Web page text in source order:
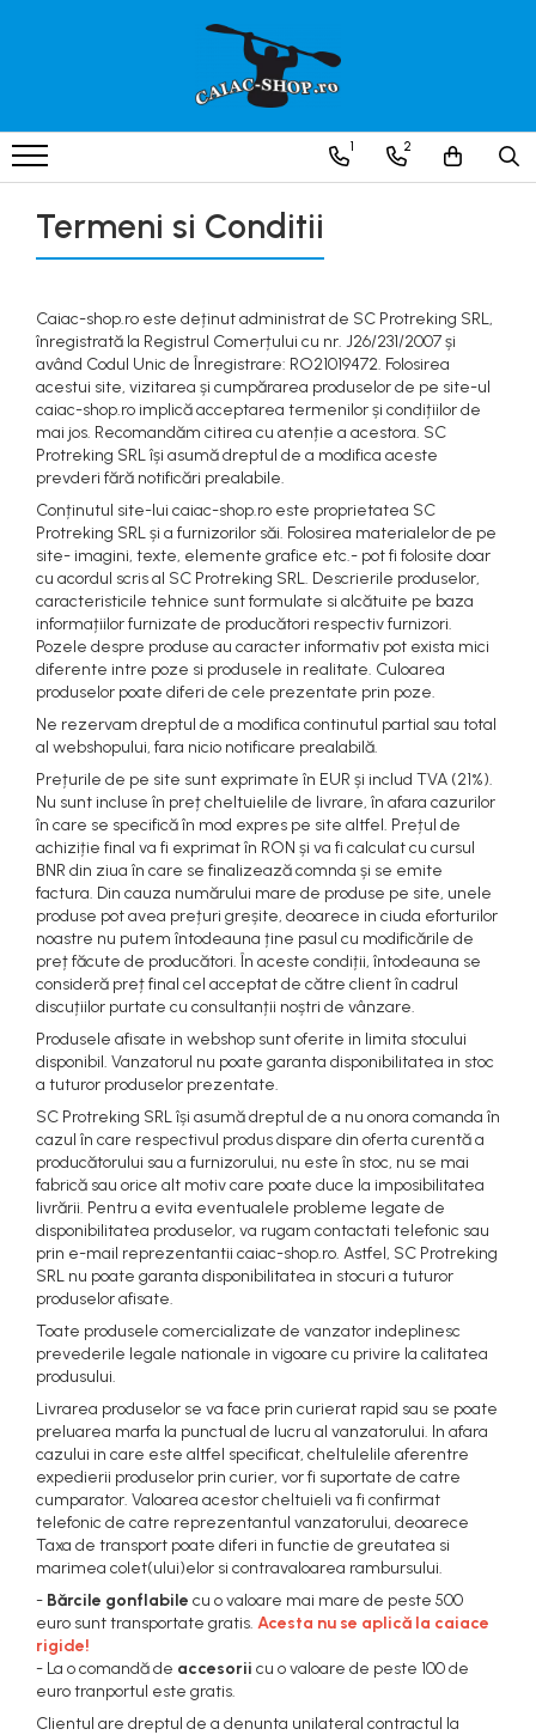
Caiace
Caiace tandem
Caiace de tură și de mare
Caiace de competiție-club
Canoe
Bărci gonflabile
Bărci pentru pescuit
Packraft
Bărci de rafting
Canoe
Caiace
Produse cu reducere
Plăci SUP
Veste de salvare
Padele și pagăi
Pagăi canoe și SUP
Padele de tură și de mare
Padele de ape repezi
Second hand
Costume neopren
Încălţăminte
Șosete, mănuși, căciuli neopren
Jachete impermeabile
Costume uscate
Haine thermo și protecție UV
Fuste de valuri
Căști de protecție
Siguranță, accesorii
Drybag - Saci impermeabili
Genți și portbagaje de biciclete
1 2
Termeni si Conditii
Caiac-shop.ro este deținut administrat de SC Protreking SRL,
înregistrată la Registrul Comerțului cu nr. J26/231/2007 și
având Codul Unic de Înregistrare: RO21019472. Folosirea
acestui site, vizitarea și cumpărarea produselor de pe site-ul
caiac-shop.ro implică acceptarea termenilor și condițiilor de
mai jos. Recomandăm citirea cu atenție a acestora. SC
Protreking SRL își asumă dreptul de a modifica aceste
prevderi fără notificări prealabile.
Conținutul site-lui caiac-shop.ro este proprietatea SC
Protreking SRL și a furnizorilor săi. Folosirea materialelor de pe
site- imagini, texte, elemente grafice etc.- pot fi folosite doar
cu acordul scris al SC Protreking SRL. Descrierile produselor,
caracteristicile tehnice sunt formulate si alcătuite pe baza
informațiilor furnizate de producători respectiv furnizori.
Pozele despre produse au caracter informativ pot exista mici
diferente intre poze si produsele in realitate. Culoarea
produselor poate diferi de cele prezentate prin poze.
Ne rezervam dreptul de a modifica continutul partial sau total
al webshopului, fara nicio notificare prealabilă.
Prețurile de pe site sunt exprimate în EUR și includ TVA (21%).
Nu sunt incluse în preț cheltuielile de livrare, în afara cazurilor
în care se specifică în mod expres pe site altfel. Prețul de
achiziție final va fi exprimat în RON și va fi calculat cu cursul
BNR din ziua în care se finalizează comnda și se emite
factura. Din cauza numărului mare de produse pe site, unele
produse pot avea prețuri greșite, deoarece in ciuda eforturilor
noastre nu putem întodeauna ține pasul cu modificările de
preț făcute de producători. În aceste condiții, întodeauna se
consideră preț final cel acceptat de către client în cadrul
discuțiilor purtate cu consultanții noștri de vânzare.
Produsele afisate in webshop sunt oferite in limita stocului
disponibil. Vanzatorul nu poate garanta disponibilitatea in stoc
a tuturor produselor prezentate.
SC Protreking SRL își asumă dreptul de a nu onora comanda în
cazul în care respectivul produs dispare din oferta curentă a
producătorului sau a furnizorului, nu este în stoc, nu se mai
fabrică sau orice alt motiv care poate duce la imposibilitatea
livrării. Pentru a evita eventualele probleme legate de
disponibilitatea produselor, va rugam contactati telefonic sau
prin e-mail reprezentantii caiac-shop.ro. Astfel, SC Protreking
SRL nu poate garanta disponibilitatea in stocuri a tuturor
produselor afisate.
Toate produsele comercializate de vanzator indeplinesc
prevederile legale nationale in vigoare cu privire la calitatea
produsului.
Livrarea produselor se va face prin curierat rapid sau se poate
preluarea marfa la punctual de lucru al vanzatorului. In afara
cazului in care este altfel specificat, cheltulelile aferentre
expedierii produselor prin curier, vor fi suportate de catre
cumparator. Valoarea acestor cheltuieli va fi confirmat
telefonic de catre reprezentantul vanzatorului, deoarece
Taxa de transport poate diferi in functie de greutatea si
marimea colet(ului)elor si contravaloarea rambursului.
- Bărcile gonflabile cu o valoare mai mare de peste 500
euro sunt transportate gratis. Acesta nu se aplică la caiace
rigide!
- La o comandă de accesorii cu o valoare de peste 100 de
euro tranportul este gratis.
Clientul are dreptul de a denunta unilateral contractul la